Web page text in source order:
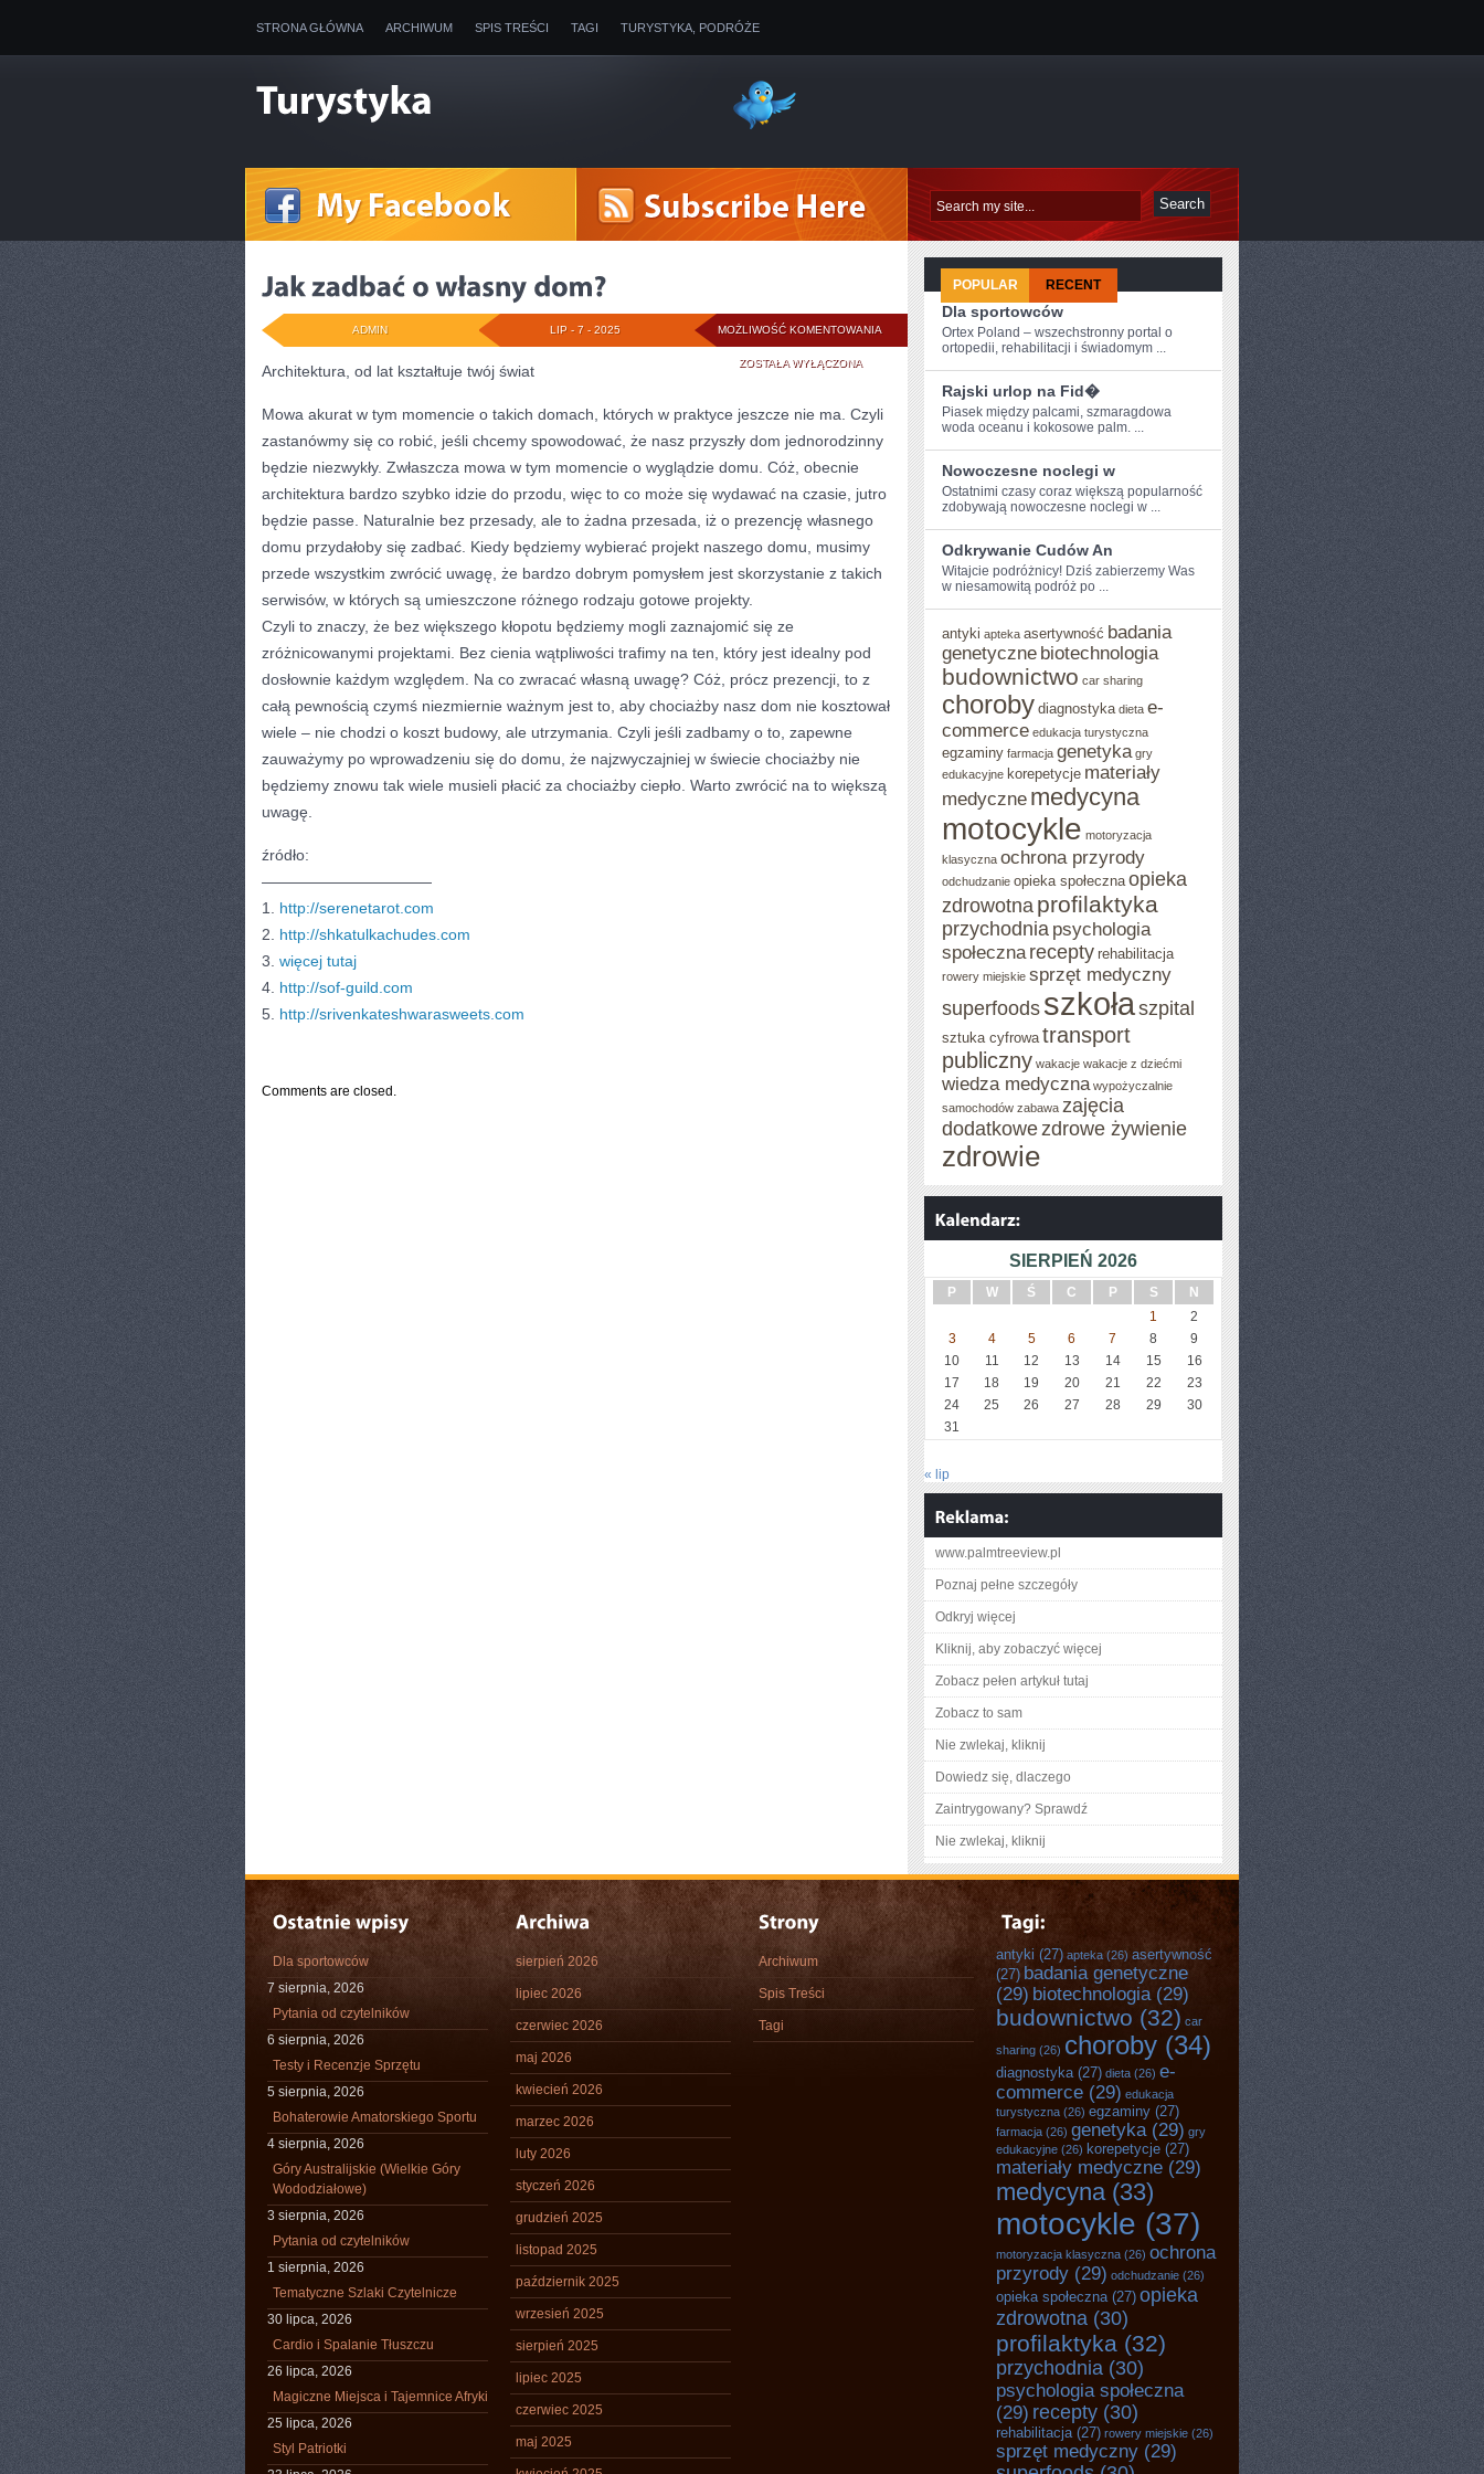
STRONA GŁÓWNA ARCHIWUM SPIS TREŚCI TAGI TURYSTYKA, PODRÓŻE
MOŻLIWOŚĆ KOMENTOWANIA
ZADBAĆ
WŁASNY
DOM?
ZOSTAŁA WYŁĄCZONA
LIP - 7 - 2025
ADMIN
Architektura, od lat kształtuje twój świat
Mowa akurat w tym momencie o takich domach, których w praktyce jeszcze nie ma. Czyli
zastanówmy się co robić, jeśli chcemy spowodować, że nasz przyszły dom jednorodzinny
będzie niezwykły. Zwłaszcza mowa w tym momencie o wyglądzie domu. Cóż, obecnie
architektura bardzo szybko idzie do przodu, więc to co może się wydawać na czasie, jutro
będzie passe. Naturalnie bez przesady, ale to żadna przesada, iż o prezencję własnego
domu przydałoby się zadbać. Kiedy będziemy wybierać projekt naszego domu, musimy
przede wszystkim zwrócić uwagę, że bardzo dobrym pomysłem jest skorzystanie z takich
serwisów, w których są umieszczone różnego rodzaju gotowe projekty.
Czyli to znaczy, że bez większego kłopotu będziemy mogli zaznajomić się ze
zróżnicowanymi projektami. Bez cienia wątpliwości trafimy na ten, który jest idealny pod
dosłownie każdym względem. Na co zwracać własną uwagę? Cóż, prócz prezencji, to z
całą pewnością czymś niezmiernie ważnym jest to, aby chociażby nasz dom nie kosztował
wiele – nie chodzi o koszt budowy, ale utrzymania. Czyli jeśli zadbamy o to, zapewne
zauważymy po wprowadzeniu się do domu, że najzwyczajniej w świecie chociażby nie
będziemy znowu tak wiele musieli płacić za chociażby ciepło. Warto zwrócić na to większą
uwagę.
źródło:
———————————
1. http://serenetarot.com
2. http://shkatulkachudes.com
3. więcej tutaj
4. http://sof-guild.com
5. http://srivenkateshwarasweets.com
Comments are closed.
POPULAR RECENT
Dla sportowców
Ortex Poland – wszechstronny portal o
ortopedii, rehabilitacji i świadomym ...
Rajski urlop na Fid�
Piasek między palcami,⁢ szmaragdowa
woda‌ oceanu i ⁢kokosowe ⁤palm.​ ...
Nowoczesne noclegi w
Ostatnimi czasy coraz większą popularność
zdobywają nowoczesne noclegi w ...
Odkrywanie Cudów An
Witajcie podróżnicy! Dziś ​zabierzemy ‍Was‌
w⁢ niesamowitą ⁢podróż po ...
antyki apteka asertywność badania
genetyczne biotechnologia
budownictwo car sharing
choroby diagnostyka dieta e-
commerce edukacja turystyczna
egzaminy farmacja genetyka gry
edukacyjne korepetycje materiały
medyczne medycyna
motocykle motoryzacja
klasyczna ochrona przyrody
odchudzanie opieka społeczna opieka
zdrowotna profilaktyka
przychodnia psychologia
społeczna recepty rehabilitacja
rowery miejskie sprzęt medyczny
superfoods szkołaszpital
sztuka cyfrowa transport
publiczny wakacje wakacje z dziećmi
wiedza medyczna wypożyczalnie
samochodów zabawa zajęcia
dodatkowezdrowe żywienie
zdrowie
SIERPIEŃ 2026
P W Ś C P S
N
1
2
3
4 5 6 7 8
9
10
11 12 13 14 15
16
17
18 19 20 21 22
23
24
25 26 27 28 29
30
31
« lip
www.palmtreeview.pl
Poznaj pełne szczegóły
Odkryj więcej
Kliknij, aby zobaczyć więcej
Zobacz pełen artykuł tutaj
Zobacz to sam
Nie zwlekaj, kliknij
Dowiedz się, dlaczego
Zaintrygowany? Sprawdź
Nie zwlekaj, kliknij
Dla sportowców
7 sierpnia, 2026
Pytania od czytelników
6 sierpnia, 2026
Testy i Recenzje Sprzętu
5 sierpnia, 2026
Bohaterowie Amatorskiego Sportu
4 sierpnia, 2026
Góry Australijskie (Wielkie Góry
Wododziałowe)
3 sierpnia, 2026
Pytania od czytelników
1 sierpnia, 2026
Tematyczne Szlaki Czytelnicze
30 lipca, 2026
Cardio i Spalanie Tłuszczu
26 lipca, 2026
Magiczne Miejsca i Tajemnice Afryki
25 lipca, 2026
Styl Patriotki
sierpień 2026
lipiec 2026
czerwiec 2026
maj 2026
kwiecień 2026
marzec 2026
luty 2026
styczeń 2026
grudzień 2025
listopad 2025
październik 2025
wrzesień 2025
sierpień 2025
lipiec 2025
czerwiec 2025
maj 2025
Archiwum
Spis Treści
Tagi
antyki (27) apteka (26) asertywność
(27) badania genetyczne
(29) biotechnologia (29)
budownictwo (32) car
sharing (26) choroby (34)
diagnostyka(27) dieta (26) e-
commerce (29) edukacja
turystyczna (26) egzaminy (27)
farmacja (26) genetyka (29) gry
edukacyjne (26) korepetycje (27)
materiały medyczne (29)
medycyna(33)
motocykle (37)
motoryzacja klasyczna (26) ochrona
przyrody (29) odchudzanie (26)
opieka społeczna(27) opieka
zdrowotna (30)
profilaktyka (32)
przychodnia (30)
psychologia społeczna
(29) recepty (30)
rehabilitacja(27) rowery miejskie (26)
sprzęt medyczny (29)